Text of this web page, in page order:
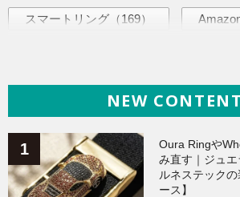
スマートリング （169）
ヘルスケア（
Galaxy（136）
ワークアウト（131）
NEW
Oura Ringや
み直す｜ジュ
ルネステック
ース】